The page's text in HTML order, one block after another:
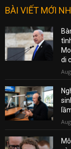
BÀI VIẾT MỚI
di